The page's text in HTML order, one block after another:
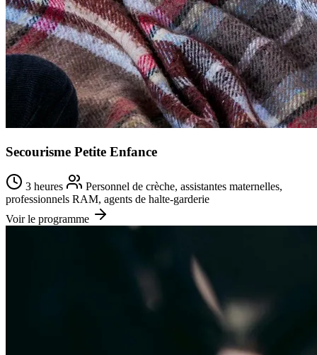
Secourisme Petite Enfance
3 heures
Personnel de crèche, assistantes maternelles,
professionnels RAM, agents de halte-garderie
Voir le programme